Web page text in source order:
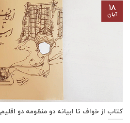
کتاب از خواف تا ابیانه دو منظومه دو اقلیم
۱۸
آبان